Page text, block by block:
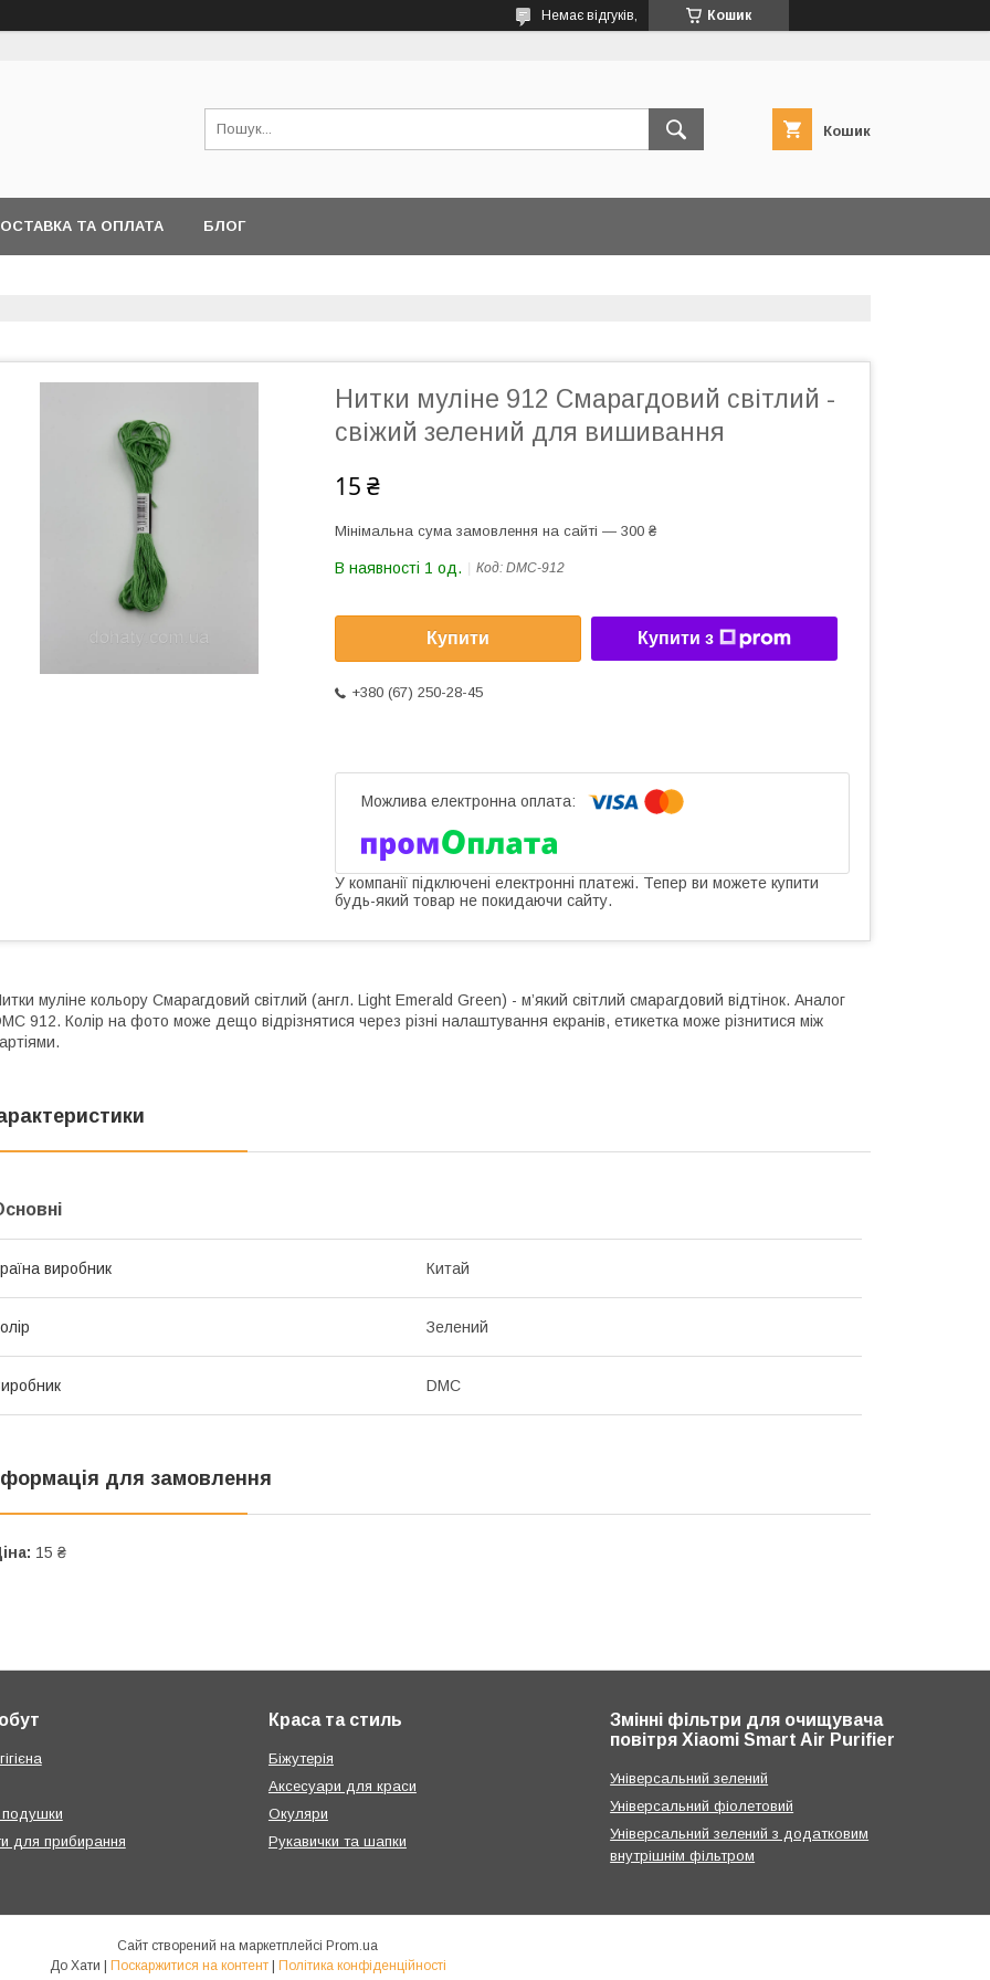
Кошик
Немає відгуків,
Кошик
ТА ОПЛАТА БЛОГ
Нитки муліне 912 Смарагдовий світлий -
свіжий зелений для вишивання
15 ₴
Мінімальна сума замовлення на сайті — 300 ₴
В наявності 1 од. Код: DMC-912
Купити Купити з
+380 (67) 250-28-45
У компанії підключені електронні платежі. Тепер ви можете купити
будь-який товар не покидаючи сайту.
муліне кольору Смарагдовий світлий (англ. Light Emerald Green) - м’який світлий смарагдовий відтінок. Аналог
912. Колір на фото може дещо відрізнятися через різні налаштування екранів, етикетка може різнитися між
виробник Китай
Зелений
DMC
для замовлення
15 ₴
для прибирання
Краса та стиль
Біжутерія
Аксесуари для краси
Окуляри
Рукавички та шапки
Змінні фільтри для очищувача
повітря Xiaomi Smart Air Purifier
Універсальний зелений
Універсальний фіолетовий
Універсальний зелений з додатковим
внутрішнім фільтром
Сайт створений на маркетплейсі Prom.ua
Поскаржитися на контент Політика конфіденційності